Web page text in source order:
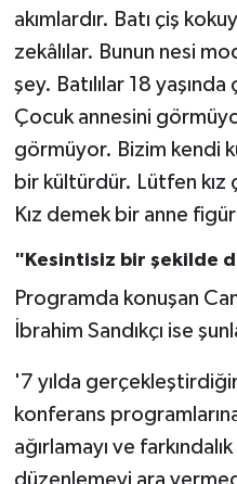
akımlardır. Batı çiş
zekâlılar. Bunun nesi
şey. Batılılar 18
Çocuk annesini
görmüyor. Bizim kendi
bir kültürdür. Lütfen kız
Kız demek bir anne
"Kesintisiz bir şekilde
Programda konuşan
İbrahim Sandıkçı ise
'7 yılda
konferans
ağırlamayı ve
düzenlemeyi ara